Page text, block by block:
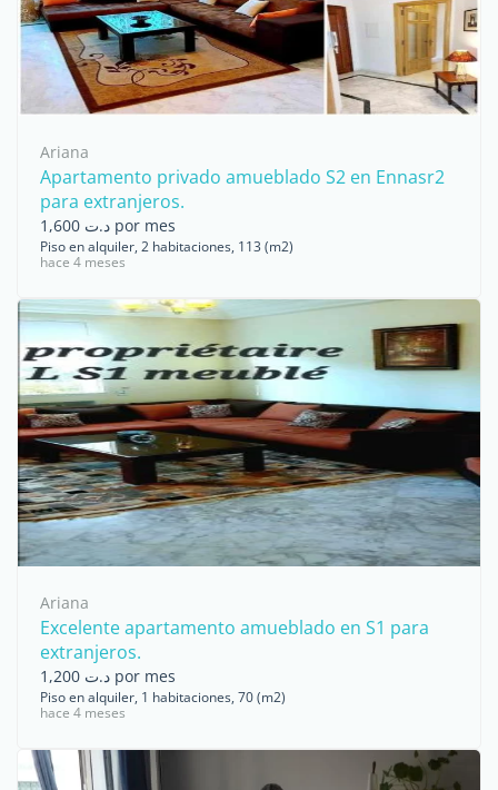
Ariana
Apartamento privado amueblado S2 en Ennasr2
para extranjeros.
د.ت 1,600 por mes
Piso en alquiler, 2 habitaciones, 113 (m2)
hace 4 meses
Ariana
Excelente apartamento amueblado en S1 para
extranjeros.
د.ت 1,200 por mes
Piso en alquiler, 1 habitaciones, 70 (m2)
hace 4 meses